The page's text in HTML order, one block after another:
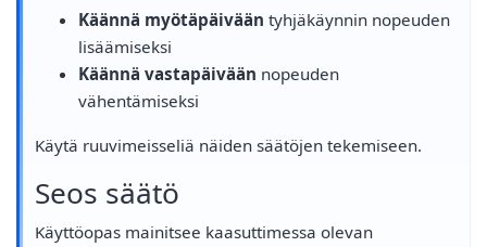
Käännä myötäpäivään tyhjäkäynnin nopeuden
lisäämiseksi
Käännä vastapäivään nopeuden
vähentämiseksi
Käytä ruuvimeisseliä näiden säätöjen tekemiseen.
Seos säätö
Käyttöopas mainitsee kaasuttimessa olevan